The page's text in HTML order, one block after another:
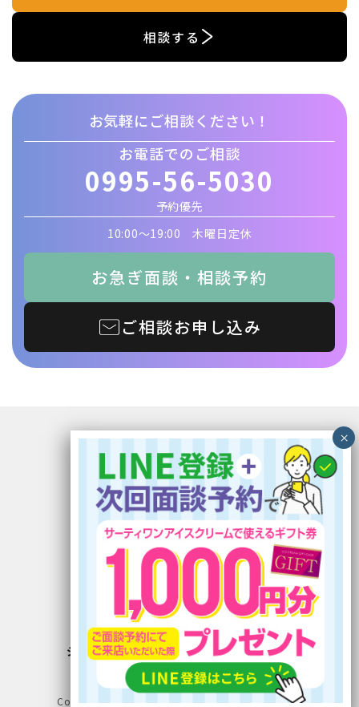
相談する
お気軽にご相談ください！
お電話でのご相談
0995-56-5030
予約優先
10:00〜19:00 木曜日定休
お急ぎ面談・相談予約
ご相談お申し込み
〒899-5117 鹿児島県霧島市隼人町見次1229
イオン隼人国分ショッピングセンター1F
電話番号：0995-56-5030
FAX番号：0995-56-5033
定休日：木曜日
有料職業紹介事業 46-ユ-300220
労働者派遣事業許可番号 派 46-300275
ジョイントキャリア公式LINE›
介護研修公式LINE›
Copyright © 2025 JointCareer. All Rights Reserved.